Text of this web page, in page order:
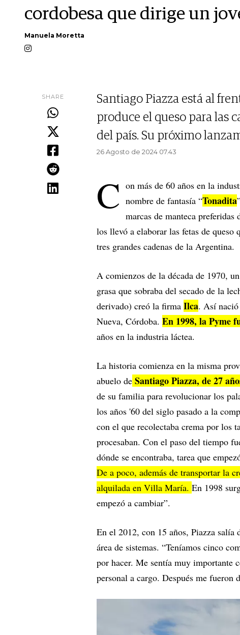
cordobesa que dirige un
Manuela Moretta
SHARE
Santiago Piazza está al
produce el queso para las
del país. Su próximo
26 Agosto de 2024 07.43
C on más de 60 años en la
nombre de fantasía “Tonadita
marcas de manteca
los llevó a elaborar las fetas de queso
tres grandes cadenas de la Argentina.
A comienzos de la década de 1970,
grasa que sobraba del secado de la
derivado) creó la firma Ilca. Así
Nueva, Córdoba. En 1998, la Pyme
años en la industria láctea.
La historia comienza en la misma
abuelo de Santiago Piazza, de 27
de su familia para revolucionar los
los años '60 del siglo pasado a la
con el que recolectaba crema por los
procesaban. Con el paso del tiempo
dónde se encontraba, tarea que
De a poco, además de transportar la
alquilada en Villa María. En 1998
empezó a cambiar”.
En el 2012, con 15 años, Piazza salía
área de sistemas. “Teníamos cinco
por hacer. Me sentía muy importante
personal a cargo. Después me fueron